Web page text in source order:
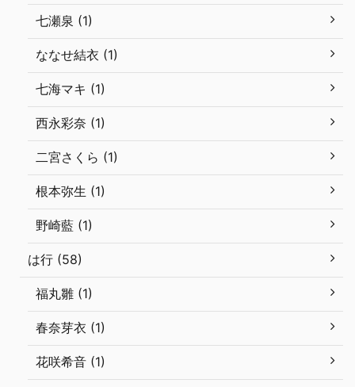
七瀬泉 (1)
ななせ結衣 (1)
七海マキ (1)
西永彩奈 (1)
二宮さくら (1)
根本弥生 (1)
野崎藍 (1)
は行 (58)
福丸雛 (1)
春奈芽衣 (1)
花咲希音 (1)